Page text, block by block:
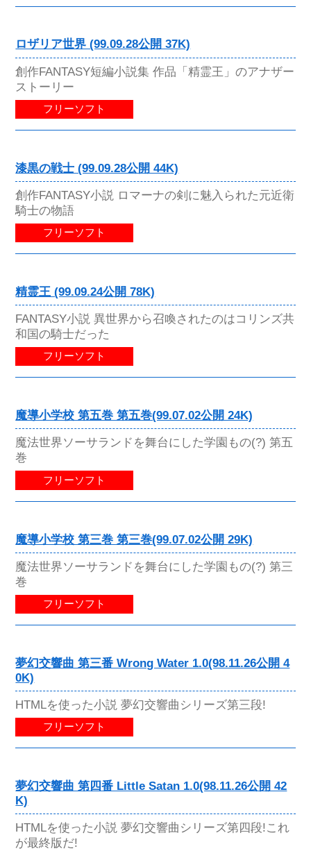
ロザリア世界 (99.09.28公開 37K)
創作FANTASY短編小説集 作品「精霊王」のアナザー
ストーリー
フリーソフト
漆黒の戦士 (99.09.28公開 44K)
創作FANTASY小説 ロマーナの剣に魅入られた元近衛
騎士の物語
フリーソフト
精霊王 (99.09.24公開 78K)
FANTASY小説 異世界から召喚されたのはコリンズ共
和国の騎士だった
フリーソフト
魔導小学校 第五巻 第五巻(99.07.02公開 24K)
魔法世界ソーサランドを舞台にした学園もの(?) 第五
巻
フリーソフト
魔導小学校 第三巻 第三巻(99.07.02公開 29K)
魔法世界ソーサランドを舞台にした学園もの(?) 第三
巻
フリーソフト
夢幻交響曲 第三番 Wrong Water 1.0(98.11.26公開 4
0K)
HTMLを使った小説 夢幻交響曲シリーズ第三段!
フリーソフト
夢幻交響曲 第四番 Little Satan 1.0(98.11.26公開 42
K)
HTMLを使った小説 夢幻交響曲シリーズ第四段!これ
が最終版だ!